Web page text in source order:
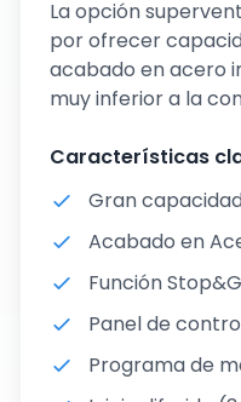
La opción
por ofrecer
acabado en acero
muy inferior a la
Características
Gran
Acabado en
Función
Panel de
Programa de